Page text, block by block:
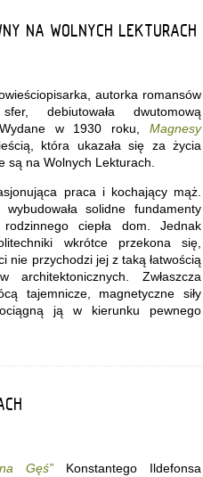
NA WOLNYCH LEKTURACH
autorka romansów
debiutowała dwutomową
w 1930 roku,Magnesy
która ukazała się za życia
są na Wolnych Lekturach.
praca i kochający mąż.
solidne fundamenty
ciepła dom. Jednak
wkrótce przekona się,
nie przychodzi jej z taką łatwością
architektonicznych. Zwłaszcza
tajemnicze, magnetyczne siły
ją w kierunku pewnego
Gęś”
Konstantego Ildefonsa